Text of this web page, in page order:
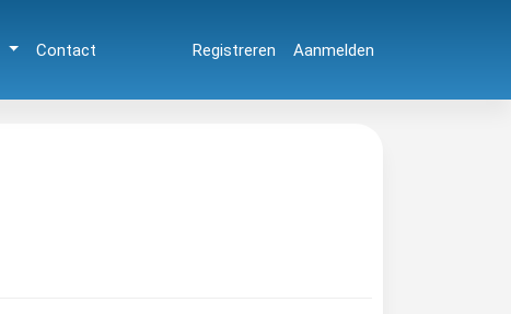
Contact Registreren Aanmelden